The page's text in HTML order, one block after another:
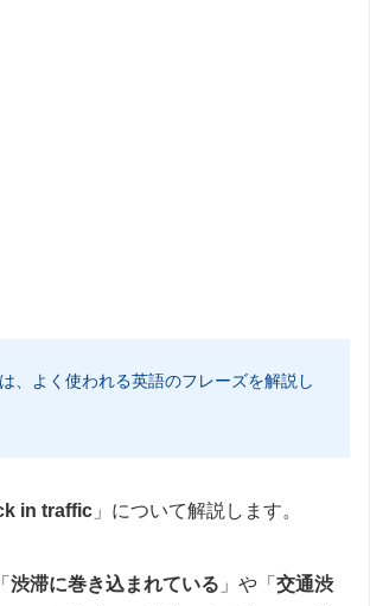
、よく使われる英語のフレーズを解説し
in traffic 」について解説します。
渋滞に巻き込まれている 」や「 交通渋